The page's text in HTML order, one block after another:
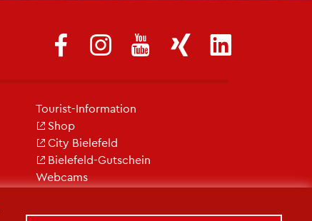
Tou­rist-In­for­ma­ti­on
Shop
City Bie­le­feld
Bie­le­feld-Gut­schein
Web­cams